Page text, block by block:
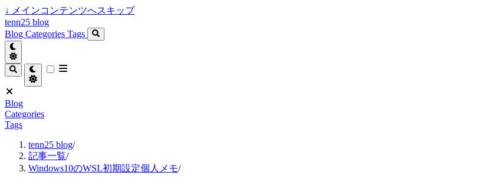
↓ メインコンテンツへスキップ
tenn25 blog
Blog Categories Tags
Blog
Categories
Tags
tenn25 blog/
記事一覧/
Windows10のWSL初期設定個人メモ/